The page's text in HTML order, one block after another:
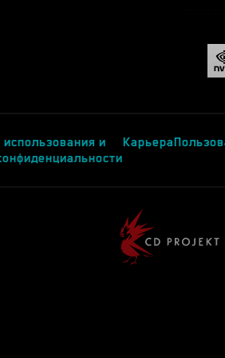
использования и
Карьера